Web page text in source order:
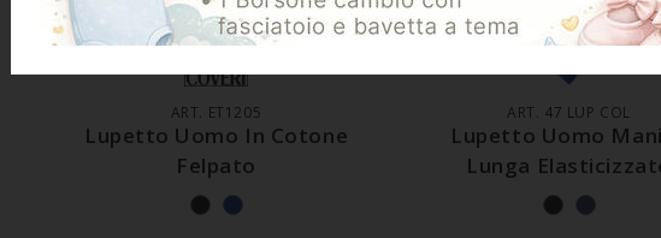
ART. ET1205
Lupetto Uomo In Cotone
Felpato
ART. 47 LUP COL
Lupetto Uomo
Lunga